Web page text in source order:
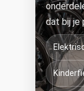
dat bij je